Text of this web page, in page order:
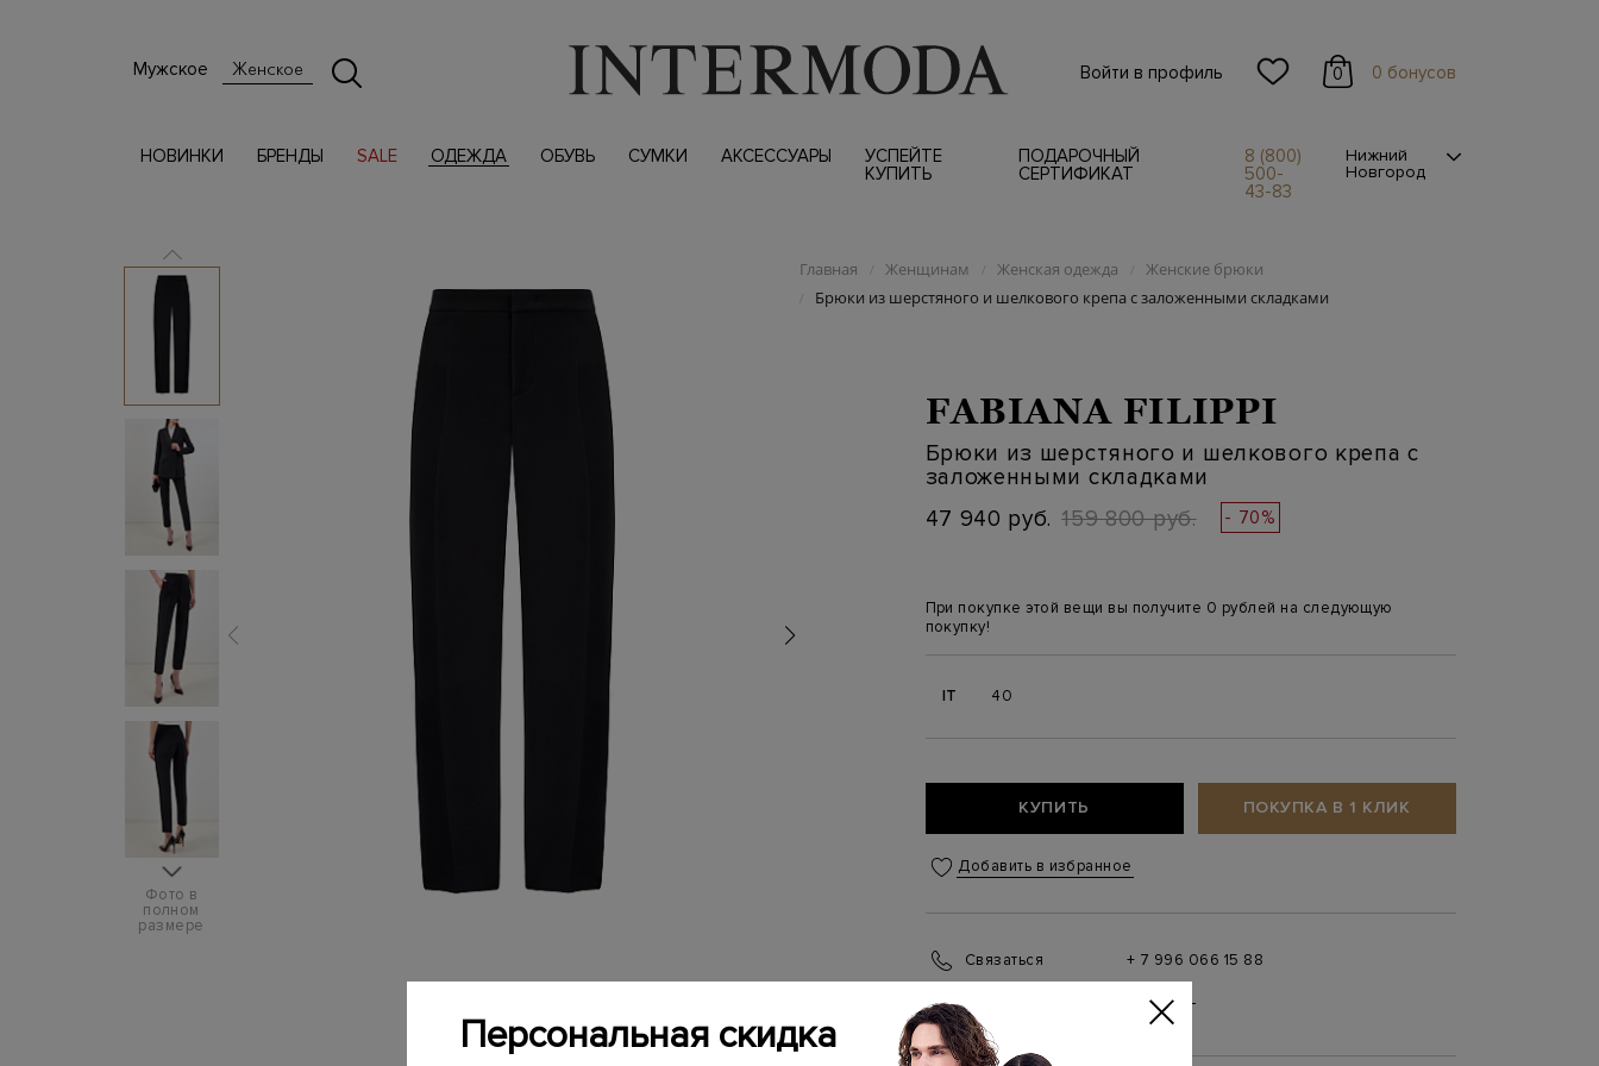
Мужское Женское Войти в профиль 0 0 бонусов
НОВИНКИ БРЕНДЫ SALE ОДЕЖДА ОБУВЬ СУМКИ АКСЕССУАРЫ
УСПЕЙТЕ
КУПИТЬ
ПОДАРОЧНЫЙ
СЕРТИФИКАТ
8 (800)
500-
43-83
Нижний
Новгород
Фото в
полном
размере
Главная / Женщинам / Женская одежда / Женские брюки
/ Брюки из шерстяного и шелкового крепа с заложенными складками
FABIANA FILIPPI
Брюки из шерстяного и шелкового крепа с
заложенными складками
47 940 руб. 159 800 руб. - 70%
При покупке этой вещи вы получите 0 рублей на следующую
покупку!
IT 40
КУПИТЬ ПОКУПКА В 1 КЛИК
Добавить в избранное
Связаться
+ 7 996 066 15 88
(ежедневно с 10:00 до 21:00)
Персональная скидка